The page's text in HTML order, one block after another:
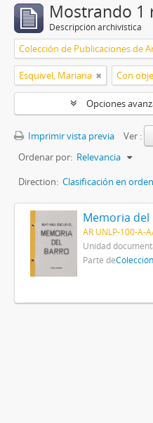
Mostrando 1
Descripción archivística
Esquivel, Mariana Con
Opciones
Imprimir vista previa
Ver :
Ordenar por: Relevancia
Direction: Clasificación en
Memoria
AR UNLP-100-A-
Unidad
Parte de